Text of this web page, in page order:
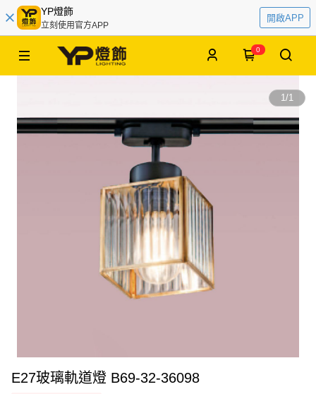
YP燈飾
立刻使用官方APP
開啟APP
0
1/1
E27玻璃軌道燈 B69-32-36098